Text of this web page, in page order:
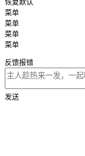
恢复默认
菜单
菜单
菜单
菜单
反馈报错
发送